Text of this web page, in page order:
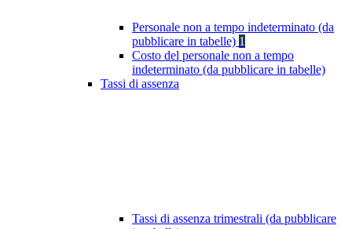
Personale non a tempo indeterminato (da
pubblicare in tabelle) 1
Costo del personale non a tempo
indeterminato (da pubblicare in tabelle)
Tassi di assenza
Tassi di assenza trimestrali (da pubblicare